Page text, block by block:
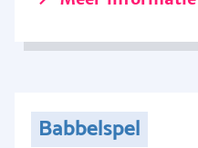
Babbelspel